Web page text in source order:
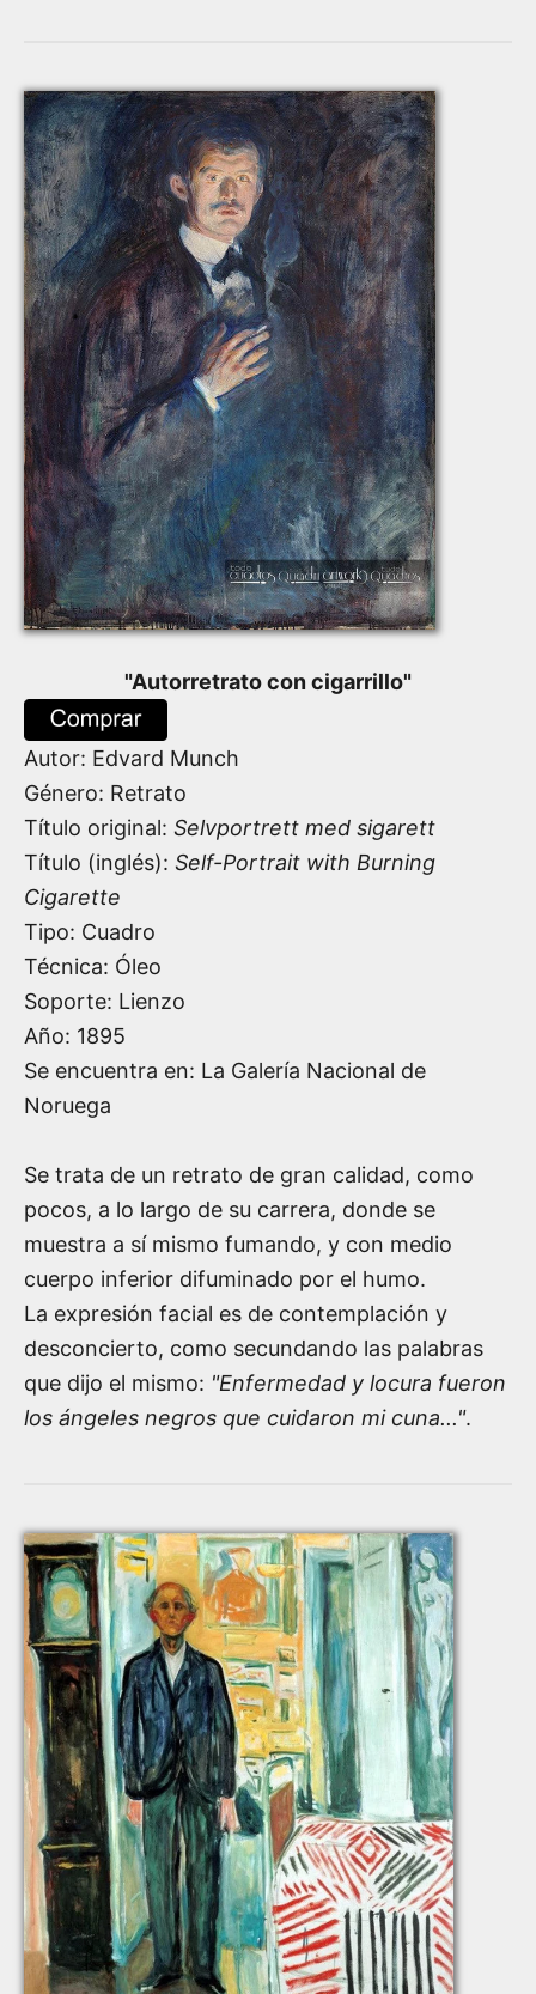
"Autorretrato con cigarrillo"
Autor: Edvard Munch
Género: Retrato
Título original: Selvportrett med sigarett
Título (inglés): Self-Portrait with Burning
Cigarette
Tipo: Cuadro
Técnica: Óleo
Soporte: Lienzo
Año: 1895
Se encuentra en: La Galería Nacional de
Noruega
Se trata de un retrato de gran calidad, como
pocos, a lo largo de su carrera, donde se
muestra a sí mismo fumando, y con medio
cuerpo inferior difuminado por el humo.
La expresión facial es de contemplación y
desconcierto, como secundando las palabras
que dijo el mismo: "Enfermedad y locura fueron
los ángeles negros que cuidaron mi cuna...".